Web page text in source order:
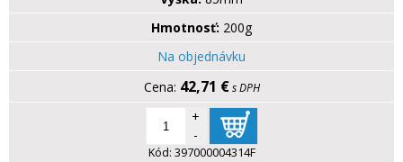
Hmotnosť: 200g
Na objednávku
42,71 € s DPH
+
-
Kód: 397000004314F